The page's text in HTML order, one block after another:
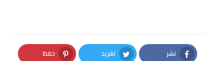
نشر تغريد حفظ